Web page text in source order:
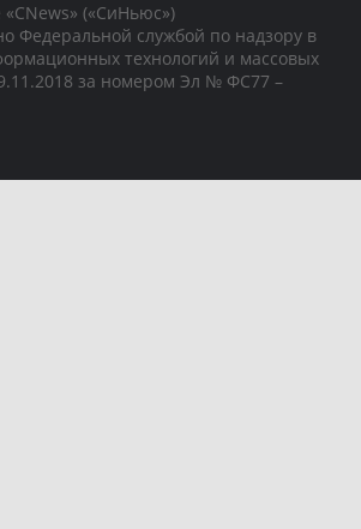
(«СиНьюс»)
Федеральной службой по надзору в
технологий и массовых
за номером Эл № ФС77 –